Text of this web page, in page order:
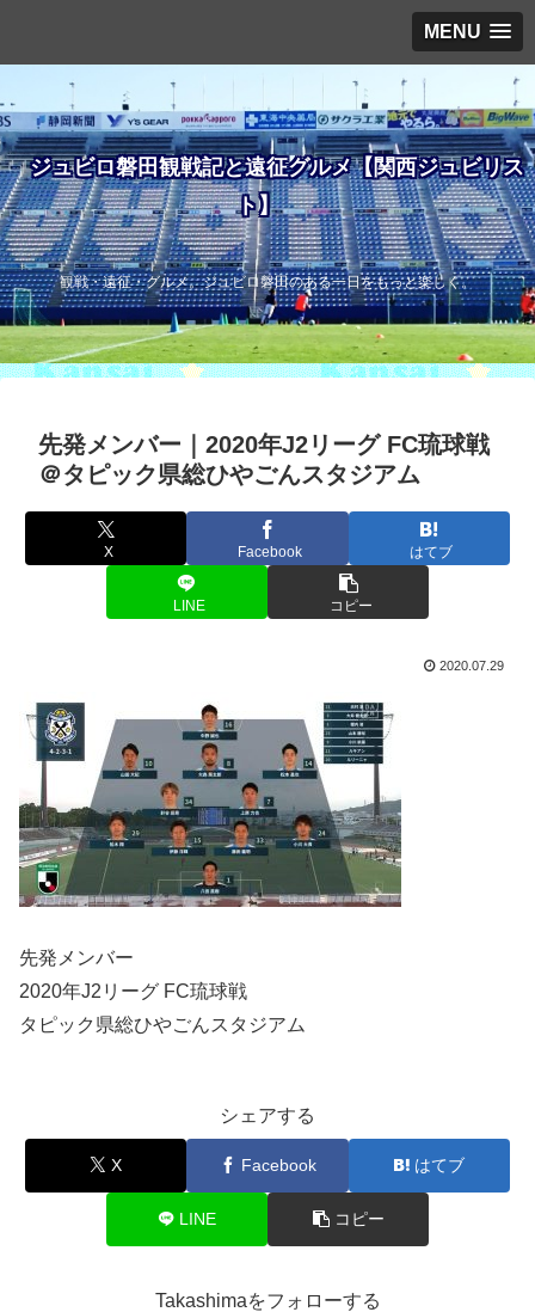
MENU
ジュビロ磐田観戦記と遠征グルメ【関西ジュビリス
ト】
観戦・遠征・グルメ。ジュビロ磐田のある一日をもっと楽しく。
先発メンバー｜2020年J2リーグ FC琉球戦
＠タピック県総ひやごんスタジアム
X Facebook はてブ
LINE コピー
2020.07.29
先発メンバー
2020年J2リーグ FC琉球戦
タピック県総ひやごんスタジアム
シェアする
X Facebook はてブ
LINE コピー
Takashimaをフォローする